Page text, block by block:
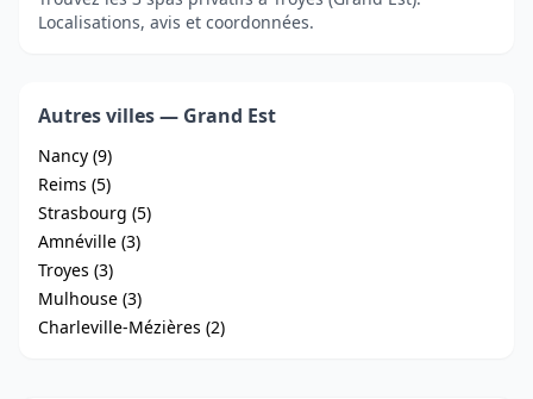
Localisations, avis et coordonnées.
Autres villes — Grand Est
Nancy (9)
Reims (5)
Strasbourg (5)
Amnéville (3)
Troyes (3)
Mulhouse (3)
Charleville-Mézières (2)